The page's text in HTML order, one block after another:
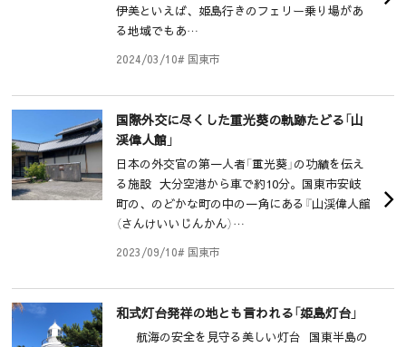
伊美といえば、姫島行きのフェリー乗り場があ
る地域でもあ…
2024/03/10# 国東市
国際外交に尽くした重光葵の軌跡たどる「山
渓偉人館」
日本の外交官の第一人者「重光葵」の功績を伝え
る施設 大分空港から車で約10分。国東市安岐
町の、のどかな町の中の一角にある『山渓偉人館
（さんけいいじんかん）…
2023/09/10# 国東市
和式灯台発祥の地とも言われる「姫島灯台」
航海の安全を見守る美しい灯台 国東半島の